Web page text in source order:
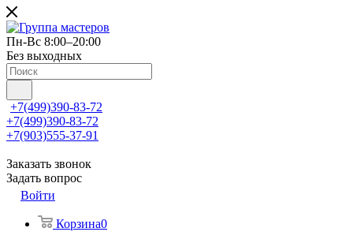
Пн-Вс 8:00–20:00
Без выходных
+7(499)390-83-72
+7(499)390-83-72
+7(903)555-37-91
Заказать звонок
Задать вопрос
Войти
Корзина0